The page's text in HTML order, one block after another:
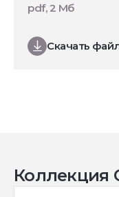
Скачать
pdf, 2 Мб
Коллекция